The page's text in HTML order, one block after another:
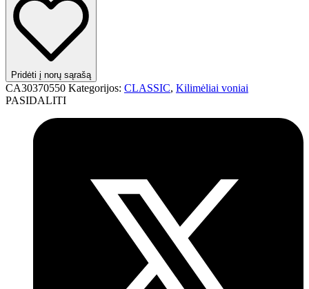
Pridėti į norų sąrašą
CA30370550 Kategorijos: CLASSIC, Kilimėliai voniai
PASIDALITI